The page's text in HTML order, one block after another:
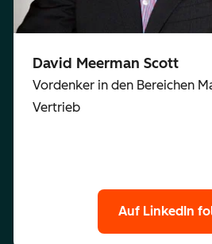
David Meerman Scott
Vordenker in den Bereichen
Vertrieb
Auf LinkedIn